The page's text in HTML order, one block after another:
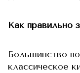
Как правильно
Большинство
классическое